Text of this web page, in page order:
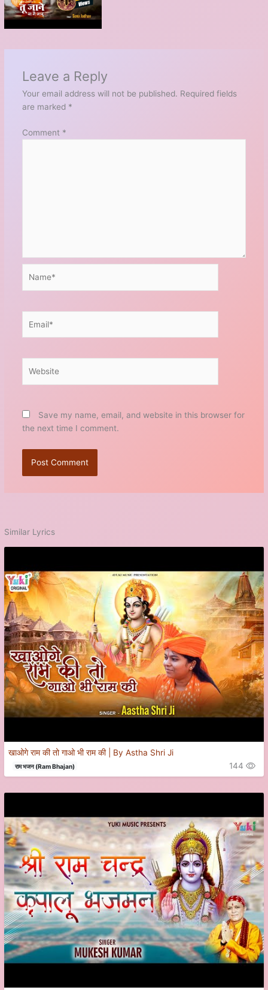
Leave a Reply
Your email address will not be published. Required fields
are marked *
Comment *
Save my name, email, and website in this browser for
the next time I comment.
Similar Lyrics
खाओगे राम की तो गाओ भी राम की | By Astha Shri Ji
राम भजन (Ram Bhajan) 144